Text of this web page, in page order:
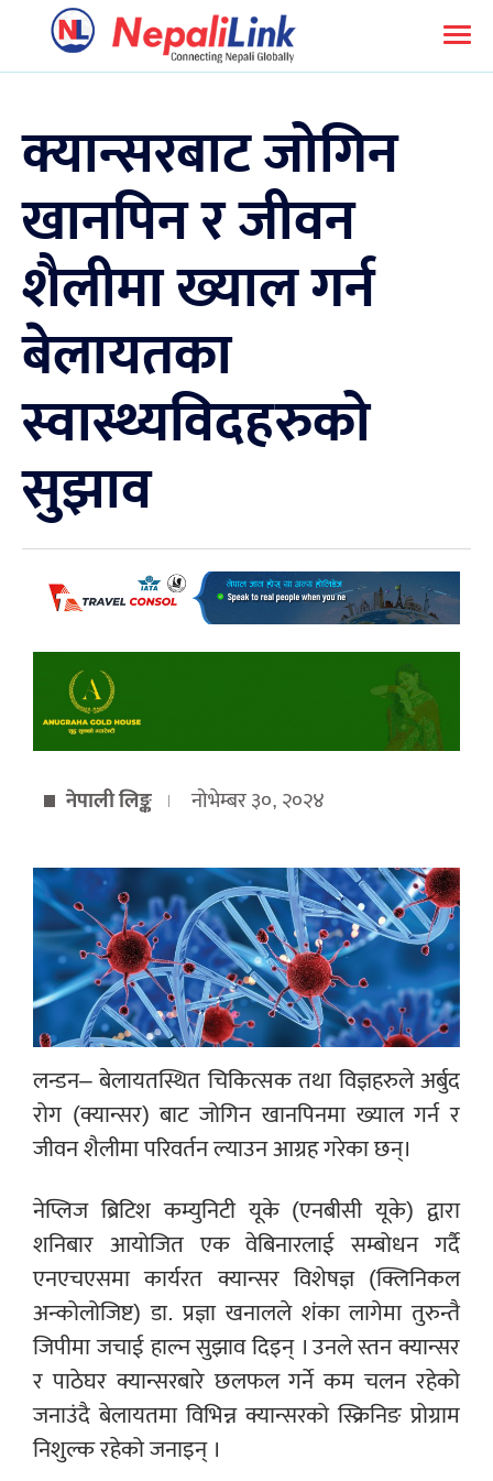
क्यान्सरबाट जोगिन
खानपिन र जीवन
शैलीमा ख्याल गर्न
बेलायतका
स्वास्थ्यविदहरुको
सुझाव
नेपाली लिङ्क नोभेम्बर ३०, २०२४
लन्डन– बेलायतस्थित चिकित्सक तथा विज्ञहरुले अर्बुद
रोग (क्यान्सर) बाट जोगिन खानपिनमा ख्याल गर्न र
जीवन शैलीमा परिवर्तन ल्याउन आग्रह गरेका छन्।
नेप्लिज ब्रिटिश कम्युनिटी यूके (एनबीसी यूके) द्वारा
शनिबार आयोजित एक वेबिनारलाई सम्बोधन गर्दै
एनएचएसमा कार्यरत क्यान्सर विशेषज्ञ (क्लिनिकल
अन्कोलोजिष्ट) डा. प्रज्ञा खनालले शंका लागेमा तुरुन्तै
जिपीमा जचाई हाल्न सुझाव दिइन् । उनले स्तन क्यान्सर
र पाठेघर क्यान्सरबारे छलफल गर्ने कम चलन रहेको
जनाउंदै बेलायतमा विभिन्न क्यान्सरको स्क्रिनिङ प्रोग्राम
निशुल्क रहेको जनाइन् ।